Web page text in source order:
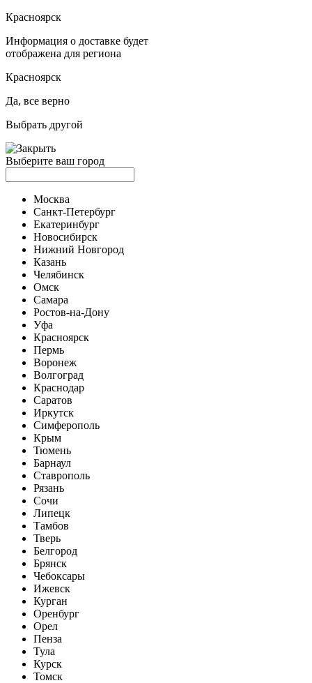
Красноярск
Информация о доставке будет
отображена для региона
Красноярск
Да, все верно
Выбрать другой
Выберите ваш город
Москва
Санкт-Петербург
Екатеринбург
Новосибирск
Нижний Новгород
Казань
Челябинск
Омск
Самара
Ростов-на-Дону
Уфа
Красноярск
Пермь
Воронеж
Волгоград
Краснодар
Саратов
Иркутск
Симферополь
Крым
Тюмень
Барнаул
Ставрополь
Рязань
Сочи
Липецк
Тамбов
Тверь
Белгород
Брянск
Чебоксары
Ижевск
Курган
Оренбург
Орел
Пенза
Тула
Курск
Томск